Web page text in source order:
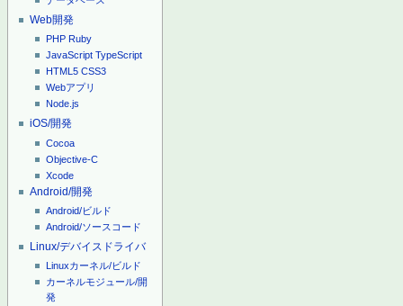
Web開発
PHP Ruby
JavaScript TypeScript
HTML5 CSS3
Webアプリ
Node.js
iOS/開発
Cocoa
Objective-C
Xcode
Android/開発
Android/ビルド
Android/ソースコード
Linux/デバイスドライバ
Linuxカーネル/ビルド
カーネルモジュール/開
発